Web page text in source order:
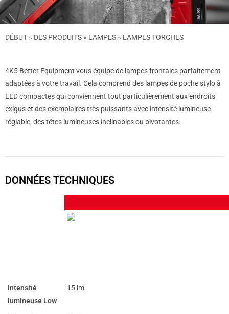
DÉBUT » DES PRODUITS » LAMPES » LAMPES TORCHES
4K5 Better Equipment vous équipe de lampes frontales parfaitement
adaptées à votre travail. Cela comprend des lampes de poche stylo à
LED compactes qui conviennent tout particulièrement aux endroits
exigus et des exemplaires très puissants avec intensité lumineuse
réglable, des têtes lumineuses inclinables ou pivotantes.
DONNÉES TECHNIQUES
Intensité
lumineuse Low
15 lm